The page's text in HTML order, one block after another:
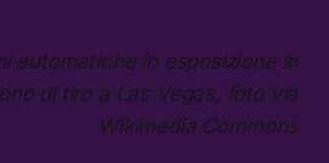
automatiche in esposizione in
di tiro a Las Vegas, foto via
Wikimedia Commons